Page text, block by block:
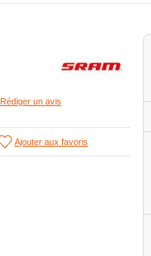
Rédiger un avis
Ajouter aux favoris